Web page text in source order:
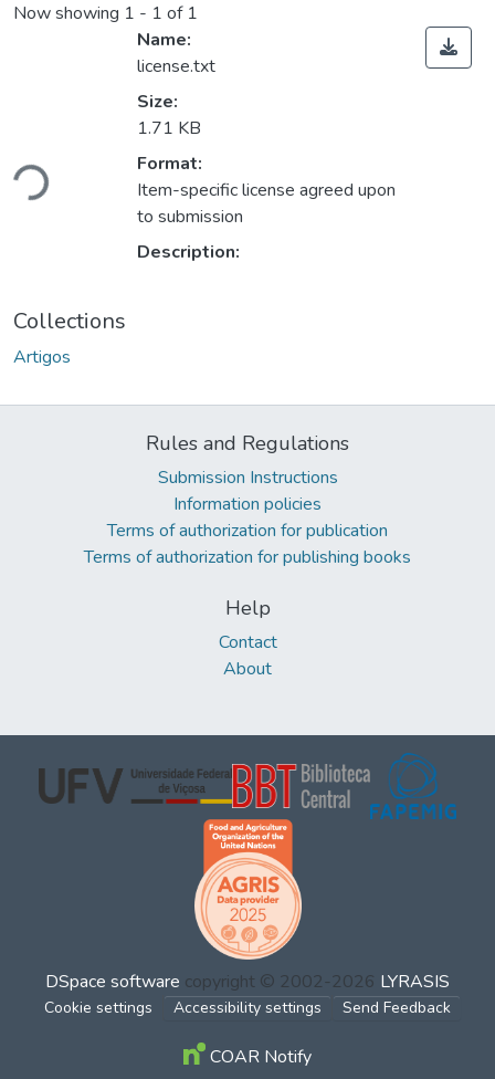
Now showing 1 - 1 of 1
Loading...
Name:
license.txt
Size:
1.71 KB
Format:
Item-specific license agreed upon
to submission
Description:
Collections
Artigos
Rules and Regulations
Submission Instructions
Information policies
Terms of authorization for publication
Terms of authorization for publishing books
Help
Contact
About
DSpace software copyright © 2002-2026 LYRASIS
Cookie settings Accessibility settings Send Feedback
COAR Notify